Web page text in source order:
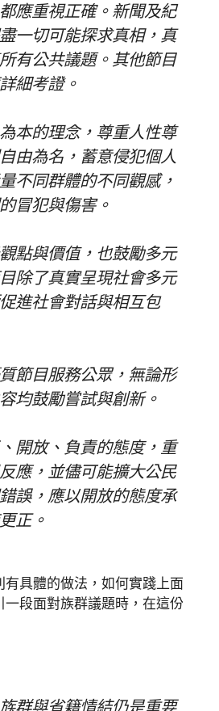
應重視正確。新聞及紀
一切可能探求真相，真
有公共議題。其他節目
細考證。
本的理念，尊重人性尊
由為名，蓄意侵犯個人
不同群體的不同觀感，
冒犯與傷害。
點與價值，也鼓勵多元
除了真實呈現社會多元
進社會對話與相互包
節目服務公眾，無論形
均鼓勵嘗試與創新。
開放、負責的態度，重
應，並儘可能擴大公民
誤，應以開放的態度承
正。
具體的做法，如何實踐上面
段面對族群議題時，在這份
群與省籍情結仍是重要